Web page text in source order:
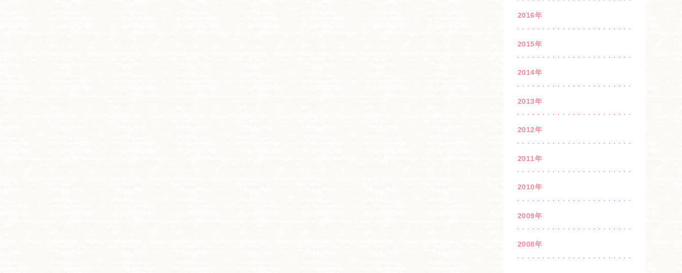
2016年
2015年
2014年
2013年
2012年
2011年
2010年
2009年
2008年